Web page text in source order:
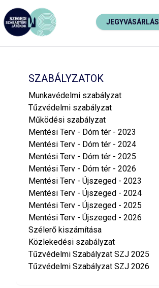
JEGYVÁSÁRLÁS
SZABÁLYZATOK
Munkavédelmi szabályzat
Tűzvédelmi szabályzat
Működési szabályzat
Mentési Terv - Dóm tér - 2023
Mentési Terv - Dóm tér - 2024
Mentési Terv - Dóm tér - 2025
Mentési Terv - Dóm tér - 2026
Mentési Terv - Újszeged - 2023
Mentési Terv - Újszeged - 2024
Mentési Terv - Újszeged - 2025
Mentési Terv - Újszeged - 2026
Szélerő kiszámítása
Közlekedési szabályzat
Tűzvédelmi Szabályzat SZJ 2025
Tűzvédelmi Szabályzat SZJ 2026